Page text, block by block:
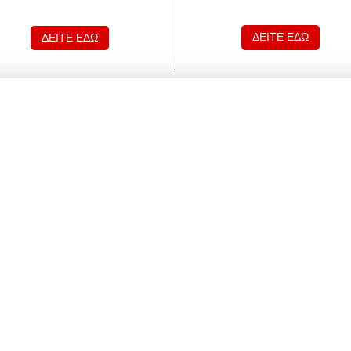
ΔΕΙΤΕ ΕΔΩ ΔΕΙΤΕ ΕΔΩ